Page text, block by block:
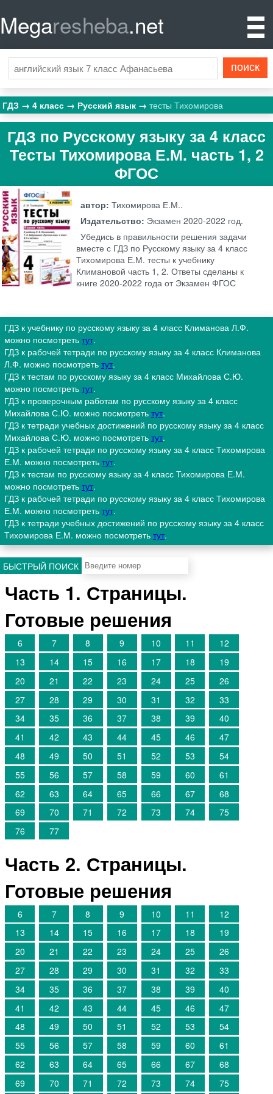
Megaresheba.net
ГДЗ 4 класс Русский язык тесты Тихомирова
ГДЗ по Русскому языку за 4 класс
Тесты Тихомирова Е.М. часть 1, 2
ФГОС
автор:Тихомирова Е.М..
Издательство: Экзамен 2020-2022 год.
Убедись в правильности решения задачи
вместе с ГДЗ по Русскому языку за 4 класс
Тихомирова Е.М. тесты к учебнику
Климановой часть 1, 2. Ответы сделаны к
книге 2020-2022 года от Экзамен ФГОС
ГДЗ к учебнику по русскому языку за 4 класс Климанова Л.Ф.
можно посмотреть тут.
ГДЗ к рабочей тетради по русскому языку за 4 класс Климанова
Л.Ф. можно посмотреть тут.
ГДЗ к тестам по русскому языку за 4 класс Михайлова С.Ю.
можно посмотреть тут.
ГДЗ к проверочным работам по русскому языку за 4 класс
Михайлова С.Ю. можно посмотреть тут.
ГДЗ к тетради учебных достижений по русскому языку за 4 класс
Михайлова С.Ю. можно посмотреть тут.
ГДЗ к рабочей тетради по русскому языку за 4 класс Тихомирова
Е.М. можно посмотреть тут.
ГДЗ к тестам по русскому языку за 4 класс Тихомирова Е.М.
можно посмотреть тут.
ГДЗ к рабочей тетради по русскому языку за 4 класс Тихомирова
Е.М. можно посмотреть тут.
ГДЗ к тетради учебных достижений по русскому языку за 4 класс
Тихомирова Е.М. можно посмотреть тут.
БЫСТРЫЙ ПОИСК
Часть 1. Страницы.
Готовые решения
6 7 8 9 10 11
12
13
14 15 16 17 18
19
20
21 22 23 24 25
26
27
28 29 30 31 32
33
34
35 36 37 38 39
40
41
42 43 44 45 46
47
48
49 50 51 52 53
54
55
56 57 58 59 60
61
62
63 64 65 66 67
68
69
70 71 72 73 74
75
76
77
Часть 2. Страницы.
Готовые решения
6 7 8 9 10 11
12
13
14 15 16 17 18
19
20
21 22 23 24 25
26
27
28 29 30 31 32
33
34
35 36 37 38 39
40
41
42 43 44 45 46
47
48
49 50 51 52 53
54
55
56 57 58 59 60
61
62
63 64 65 66 67
68
69
70 71 72 73 74 75